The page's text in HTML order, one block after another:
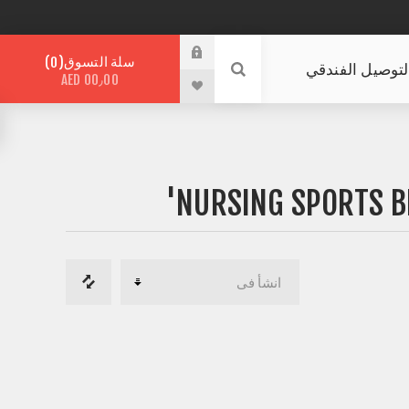
الفندقي سلة التسوق 0
AED 00٫00